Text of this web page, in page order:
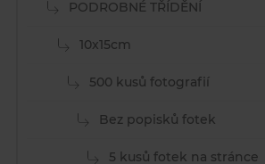
PODROBNÉ TŘÍDĚNÍ
10x15cm
500 kusů fotografií
Bez popisků fotek
5 kusů fotek na stránce